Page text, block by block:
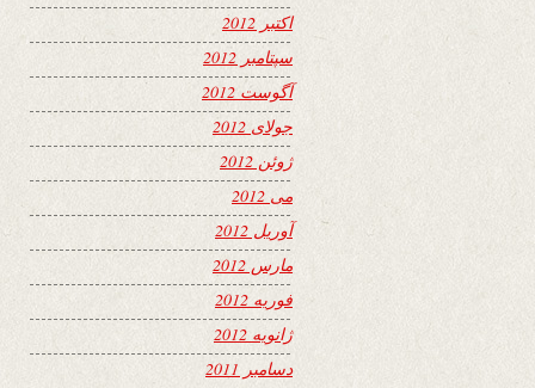
اکتبر 2012
سپتامبر 2012
آگوست 2012
جولای 2012
ژوئن 2012
می 2012
آوریل 2012
مارس 2012
فوریه 2012
ژانویه 2012
دسامبر 2011